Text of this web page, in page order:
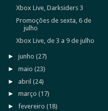
Xbox Live, Darksiders 3
Promoções de sexta, 6 de
julho
Xbox Live, de 3 a 9 de julho
►junho(27)
►maio(23)
► abril(24)
►março(17)
►fevereiro(18)